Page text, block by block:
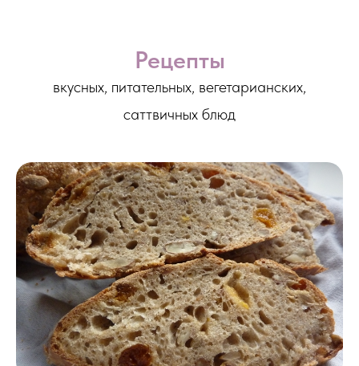
Рецепты
вкусных, питательных, вегетарианских,
саттвичных блюд